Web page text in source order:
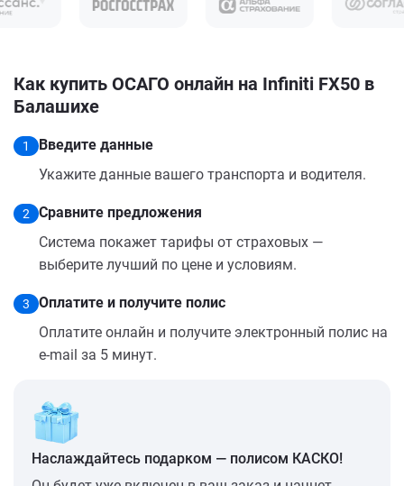
Как купить ОСАГО онлайн на Infiniti FX50 в
Балашихе
1
Введите данные
Укажите данные вашего транспорта и водителя.
2
Сравните предложения
Система покажет тарифы от страховых —
выберите лучший по цене и условиям.
3
Оплатите и получите полис
Оплатите онлайн и получите электронный полис на
e-mail за 5 минут.
Наслаждайтесь подарком — полисом КАСКО!